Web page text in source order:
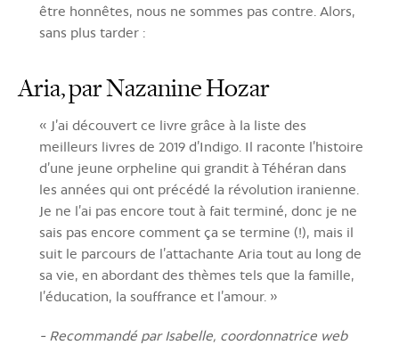
être honnêtes, nous ne sommes pas contre. Alors,
sans plus tarder :
Aria, par Nazanine Hozar
« J’ai découvert ce livre grâce à la liste des
meilleurs livres de 2019 d’Indigo. Il raconte l’histoire
d’une jeune orpheline qui grandit à Téhéran dans
les années qui ont précédé la révolution iranienne.
Je ne l’ai pas encore tout à fait terminé, donc je ne
sais pas encore comment ça se termine (!), mais il
suit le parcours de l’attachante Aria tout au long de
sa vie, en abordant des thèmes tels que la famille,
l’éducation, la souffrance et l’amour. »
- Recommandé par Isabelle, coordonnatrice web